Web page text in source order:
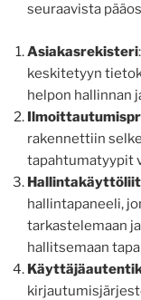
seuraavista
Asiakasrekisteri
keskitetyyn
helpon hallinnan
rakennettiin
tapahtumatyypit
hallintapaneeli,
tarkastelemaan
hallitsemaan